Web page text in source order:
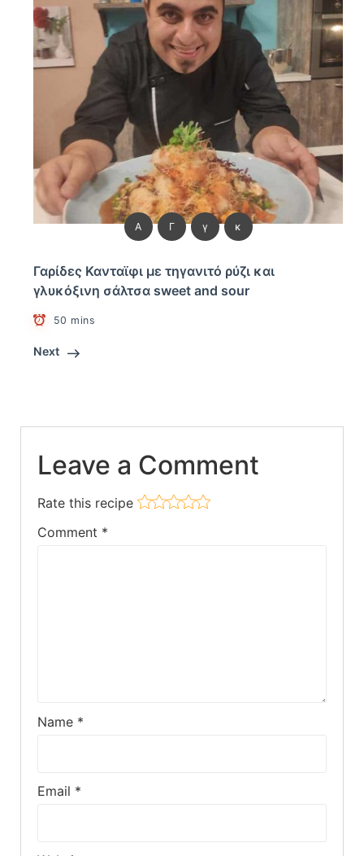
Α Γ γ κ
Γαρίδες Κανταϊφι με τηγανιτό ρύζι και
γλυκόξινη σάλτσα sweet and sour
50 mins
Next
Leave a Comment
Rate this recipe
Comment *
Name *
Email *